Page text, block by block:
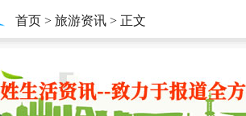
首页 > 旅游资讯 > 正文